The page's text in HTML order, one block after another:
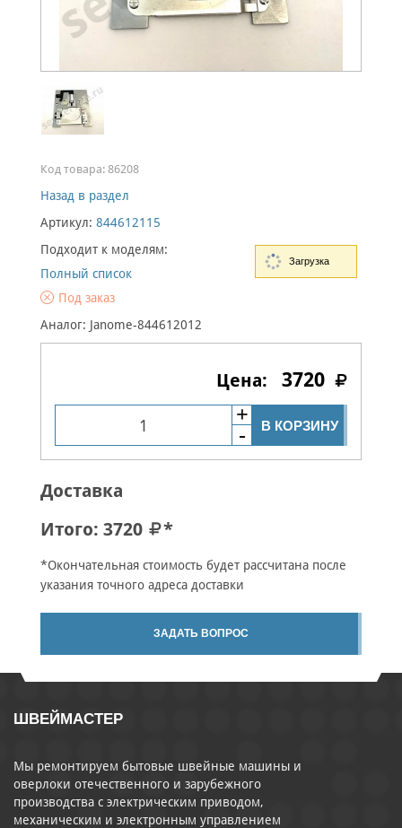
Код товара: 86208
Назад в раздел
Артикул: 844612115
Подходит к моделям:
Полный список
Под заказ
Аналог: Janome-844612012
3720
В КОРЗИНУ
Доставка
Итого: 3720 *
*Окончательная стоимость будет рассчитана после
указания точного адреса доставки
ЗАДАТЬ ВОПРОС
ШВЕЙМАСТЕР
Мы ремонтируем бытовые швейные машины и
оверлоки отечественного и зарубежного
производства с электрическим приводом,
механическим и электронным управлением
Загрузка